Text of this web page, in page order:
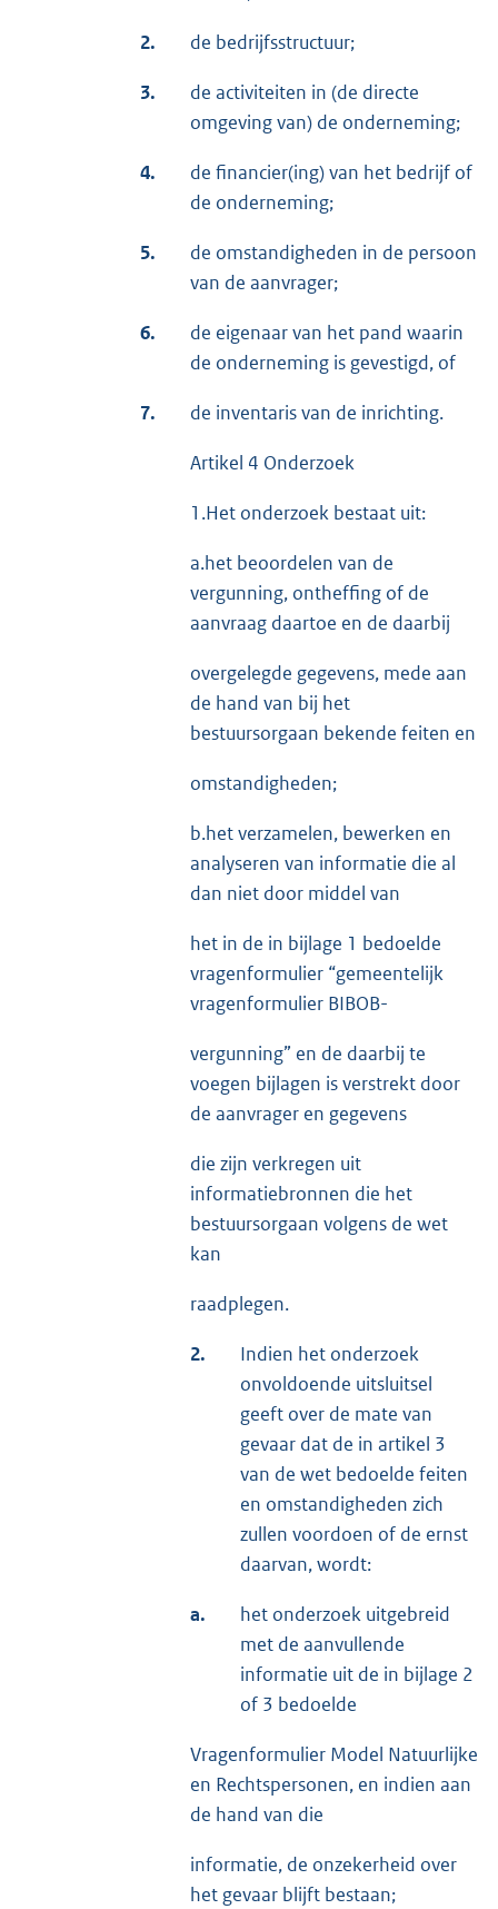
2. de bedrijfsstructuur;
3.
de activiteiten in (de directe
omgeving van) de onderneming;
4.
de financier(ing) van het bedrijf of
de onderneming;
5.
de omstandigheden in de persoon
van de aanvrager;
6.
de eigenaar van het pand waarin
de onderneming is gevestigd, of
7. de inventaris van de inrichting.
Artikel 4 Onderzoek
1.Het onderzoek bestaat uit:
a.het beoordelen van de
vergunning, ontheffing of de
aanvraag daartoe en de daarbij
overgelegde gegevens, mede aan
de hand van bij het
bestuursorgaan bekende feiten en
omstandigheden;
b.het verzamelen, bewerken en
analyseren van informatie die al
dan niet door middel van
het in de in bijlage 1 bedoelde
vragenformulier “gemeentelijk
vragenformulier BIBOB-
vergunning” en de daarbij te
voegen bijlagen is verstrekt door
de aanvrager en gegevens
die zijn verkregen uit
informatiebronnen die het
bestuursorgaan volgens de wet
kan
raadplegen.
2.
Indien het onderzoek
onvoldoende uitsluitsel
geeft over de mate van
gevaar dat de in artikel 3
van de wet bedoelde feiten
en omstandigheden zich
zullen voordoen of de ernst
daarvan, wordt:
a.
het onderzoek uitgebreid
met de aanvullende
informatie uit de in bijlage 2
of 3 bedoelde
Vragenformulier Model Natuurlijke
en Rechtspersonen, en indien aan
de hand van die
informatie, de onzekerheid over
het gevaar blijft bestaan;